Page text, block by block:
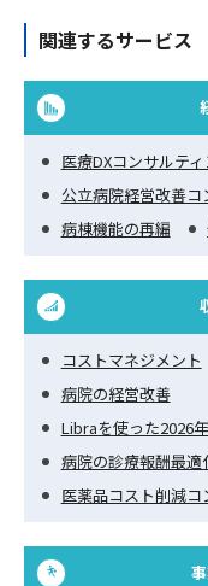
関連するサービス
医療DXコンサルテ
公立病院経営改善コ
病棟機能の再編
コストマネジメント
病院の経営改善
Libraを使った2026
病院の診療報酬最適
医薬品コスト削減コ